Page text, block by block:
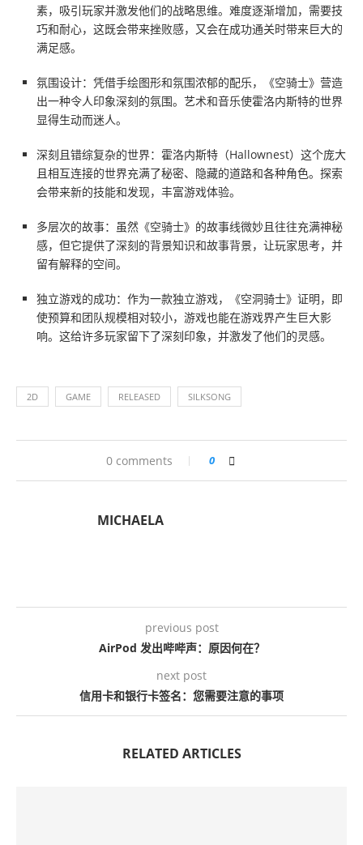
素，吸引玩家并激发他们的战略思维。难度逐渐增加，需要技
巧和耐心，这既会带来挫败感，又会在成功通关时带来巨大的
满足感。
氛围设计：凭借手绘图形和氛围浓郁的配乐，《空骑士》营造
出一种令人印象深刻的氛围。艺术和音乐使霍洛内斯特的世界
显得生动而迷人。
深刻且错综复杂的世界：霍洛内斯特（Hallownest）这个庞大
且相互连接的世界充满了秘密、隐藏的道路和各种角色。探索
会带来新的技能和发现，丰富游戏体验。
多层次的故事：虽然《空骑士》的故事线微妙且往往充满神秘
感，但它提供了深刻的背景知识和故事背景，让玩家思考，并
留有解释的空间。
独立游戏的成功：作为一款独立游戏，《空洞骑士》证明，即
使预算和团队规模相对较小，游戏也能在游戏界产生巨大影
响。这给许多玩家留下了深刻印象，并激发了他们的灵感。
2D GAME RELEASED SILKSONG
0 comments 0
MICHAELA
previous post
AirPod 发出哔哔声：原因何在？
next post
信用卡和银行卡签名：您需要注意的事项
RELATED ARTICLES